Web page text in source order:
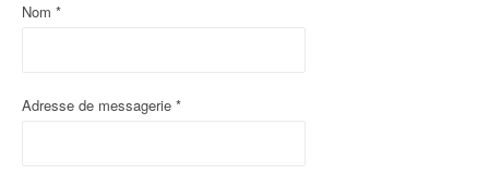
Nom *
Adresse de messagerie *